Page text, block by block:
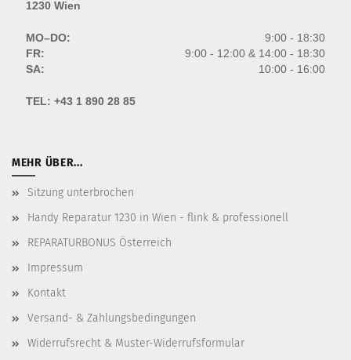
1230 Wien
MO–DO:
9:00 - 18:30
FR:
9:00 - 12:00 & 14:00 - 18:30
SA:
10:00 - 16:00
TEL: +43 1 890 28 85
MEHR ÜBER...
Sitzung unterbrochen
Handy Reparatur 1230 in Wien - flink & professionell
REPARATURBONUS Österreich
Impressum
Kontakt
Versand- & Zahlungsbedingungen
Widerrufsrecht & Muster-Widerrufsformular